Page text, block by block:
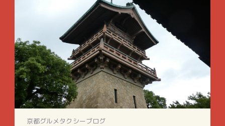
京都グルメタクシーブログ